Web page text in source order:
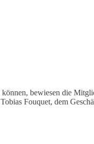
bewiesen die
Fouquet, dem